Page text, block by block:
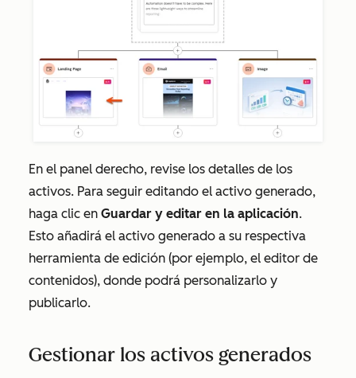
En el panel derecho, revise los detalles de los
activos. Para seguir editando el activo generado,
haga clic en Guardar y editar en la aplicación.
Esto añadirá el activo generado a su respectiva
herramienta de edición (por ejemplo, el editor de
contenidos), donde podrá personalizarlo y
publicarlo.
Gestionar los activos generados